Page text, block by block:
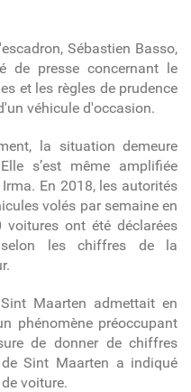
Sébastien Basso,
de presse concernant le
et les règles de prudence
véhicule d'occasion.
la situation demeure
s’est même amplifiée
En 2018, les autorités
volés par semaine en
ont été déclarées
les chiffres de la
Maarten admettait en
phénomène préoccupant
de donner de chiffres
Sint Maarten a indiqué
voiture.